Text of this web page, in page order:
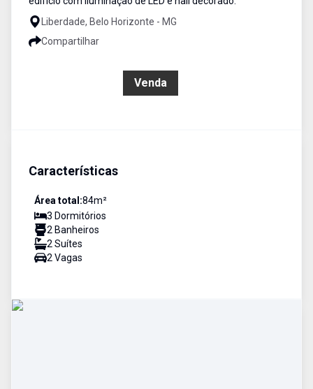
Liberdade, Belo Horizonte - MG
Compartilhar
Venda
Características
Área total:84m²
3 Dormitórios
2 Banheiros
2 Suítes
2 Vagas